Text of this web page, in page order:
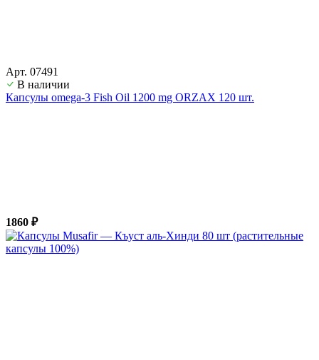
Арт. 07491
В наличии
Капсулы omega-3 Fish Oil 1200 mg ORZAX 120 шт.
1860 ₽